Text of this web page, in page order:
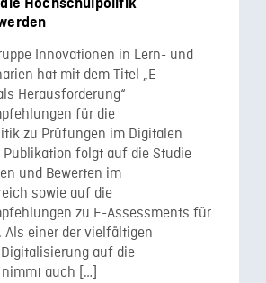
Innovationen in Lern- und
hat mit dem Titel „E-
Herausforderung“
für die
zu Prüfungen im Digitalen
Publikation folgt auf die Studie
und Bewerten im
sowie auf die
zu E-Assessments für
Als einer der vielfältigen
auf die
auch […]